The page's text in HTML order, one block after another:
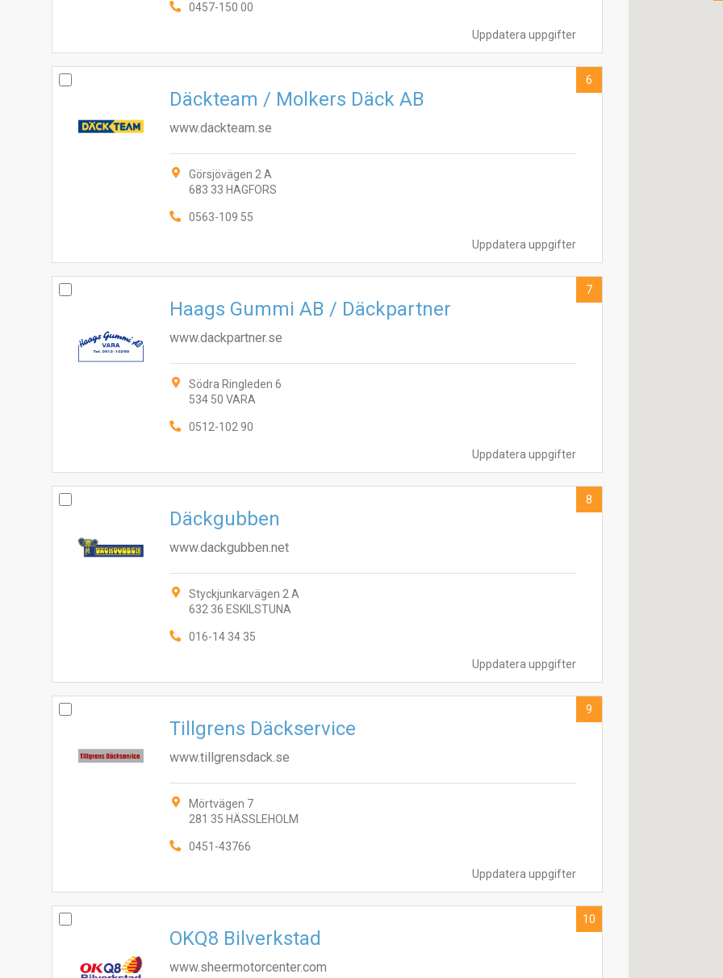
Uppdatera uppgifter
0457-150 00
Uppdatera uppgifter
Däckteam / Molkers Däck AB
www.dackteam.se
Görsjövägen 2 A
683 33 HAGFORS
0563-109 55
6
Uppdatera uppgifter
Haags Gummi AB / Däckpartner
www.dackpartner.se
Södra Ringleden 6
534 50 VARA
0512-102 90
7
Uppdatera uppgifter
Däckgubben
www.dackgubben.net
Styckjunkarvägen 2 A
632 36 ESKILSTUNA
016-14 34 35
8
Uppdatera uppgifter
Tillgrens Däckservice
www.tillgrensdack.se
Mörtvägen 7
281 35 HÄSSLEHOLM
0451-43766
9
OKQ8 Bilverkstad
www.sheermotorcenter.com
10